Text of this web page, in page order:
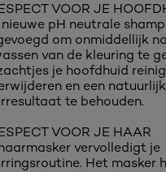
VOOR JE
nieuwe pH neutrale
om onmiddellijk
van de kleuring te
je hoofdhuid
en een
te behouden.
VOOR JE HAAR
vervolledigt je
Het masker